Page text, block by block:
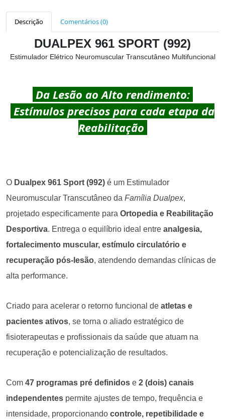
Descrição Comentários (0)
DUALPEX 961 SPORT (992)
Estimulador Elétrico Neuromuscular Transcutâneo Multifuncional
Da Lesão ao Alto rendimento:
Estímulos precisos para cada etapa da
Reabilitação
O Dualpex 961 Sport (992) é um Estimulador
Neuromuscular Transcutâneo da Família Dualpex,
projetado especificamente para Ortopedia e Reabilitação
Desportiva. Entrega o equilíbrio ideal entre analgesia,
fortalecimento muscular, estímulo circulatório e
recuperação pós-lesão, atendendo demandas clínicas de
alta performance.
Criado para acelerar o retorno funcional de atletas e
pacientes ativos, se torna o aliado estratégico de
fisioterapeutas e profissionais da saúde que atuam na
recuperação e potencialização de resultados.
Com 47 programas pré definidos e 2 (dois) canais
independentes permite ajustes de tempo, frequência e
intensidade, proporcionando controle, repetibilidade e